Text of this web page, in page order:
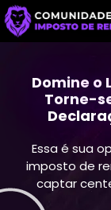
Domine o
Torne-
Essa é sua
imposto de
captar